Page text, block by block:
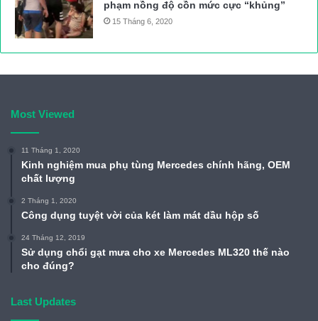
phạm nồng độ cồn mức cực “khủng”
15 Tháng 6, 2020
Most Viewed
11 Tháng 1, 2020
Kinh nghiệm mua phụ tùng Mercedes chính hãng, OEM
chất lượng
2 Tháng 1, 2020
Công dụng tuyệt vời của két làm mát dầu hộp số
24 Tháng 12, 2019
Sử dụng chổi gạt mưa cho xe Mercedes ML320 thế nào
cho đúng?
Last Updates